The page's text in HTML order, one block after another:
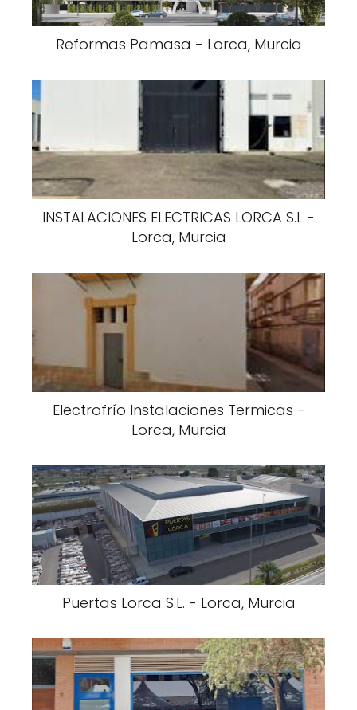
Reformas Pamasa - Lorca, Murcia
INSTALACIONES ELECTRICAS LORCA S.L -
Lorca, Murcia
Electrofrío Instalaciones Termicas -
Lorca, Murcia
Puertas Lorca S.L. - Lorca, Murcia